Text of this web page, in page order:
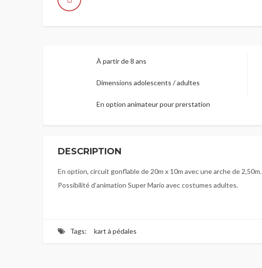
À partir de 8 ans
Dimensions adolescents / adultes
En option animateur pour prerstation
DESCRIPTION
En option, circuit gonflable de 20m x 10m avec une arche de 2,50m.
Possibilité d’animation Super Mario avec costumes adultes.
Tags: kart à pédales